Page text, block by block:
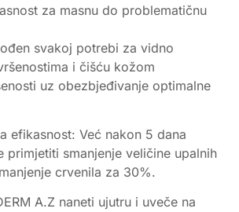
za masnu do problematičnu
svakoj potrebi za vidno
i čišću kožom
uz obezbjeđivanje optimalne
efikasnost: Već nakon 5 dana
primjetiti smanjenje veličine upalnih
crvenila za 30%.
A.Z naneti ujutru i uveče na